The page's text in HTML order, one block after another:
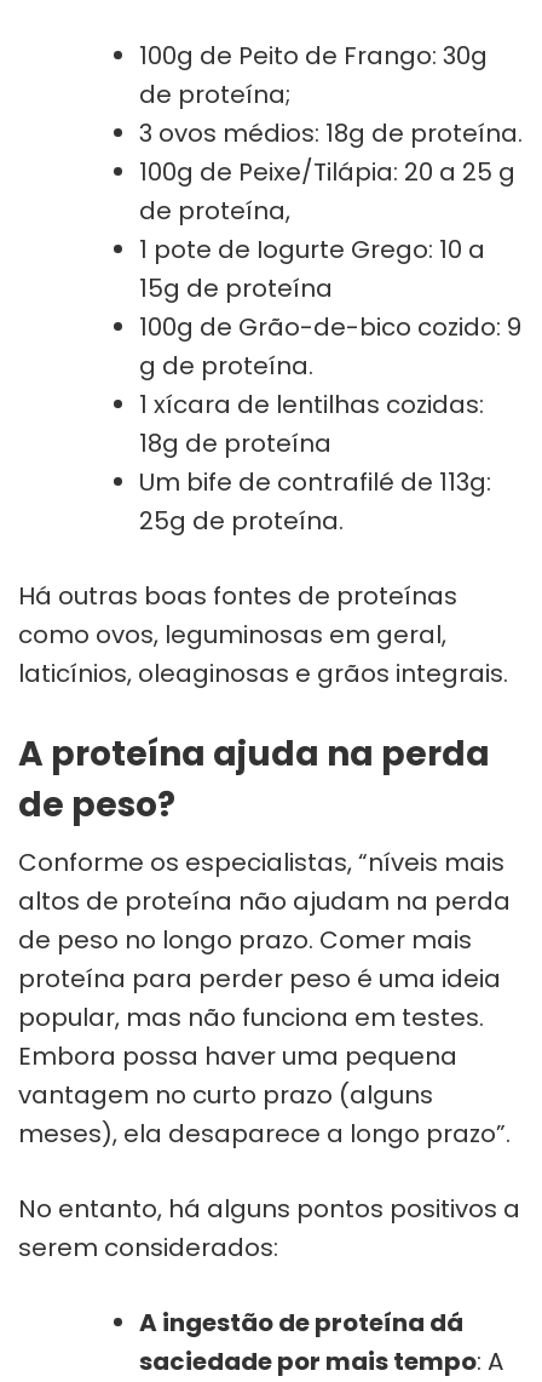
100g de Peito de Frango: 30g
de proteína;
3 ovos médios: 18g de proteína.
100g de Peixe/Tilápia: 20 a 25 g
de proteína,
1 pote de Iogurte Grego: 10 a
15g de proteína
100g de Grão-de-bico cozido: 9
g de proteína.
1 xícara de lentilhas cozidas:
18g de proteína
Um bife de contrafilé de 113g:
25g de proteína.
Há outras boas fontes de proteínas
como ovos, leguminosas em geral,
laticínios, oleaginosas e grãos integrais.
A proteína ajuda na perda
de peso?
Conforme os especialistas, “níveis mais
altos de proteína não ajudam na perda
de peso no longo prazo. Comer mais
proteína para perder peso é uma ideia
popular, mas não funciona em testes.
Embora possa haver uma pequena
vantagem no curto prazo (alguns
meses), ela desaparece a longo prazo”.
No entanto, há alguns pontos positivos a
serem considerados:
A ingestão de proteína dá
saciedade por mais tempo: A